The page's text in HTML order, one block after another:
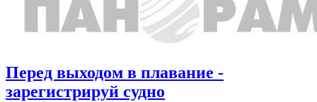
Перед выходом в плавание -
зарегистрируй судно